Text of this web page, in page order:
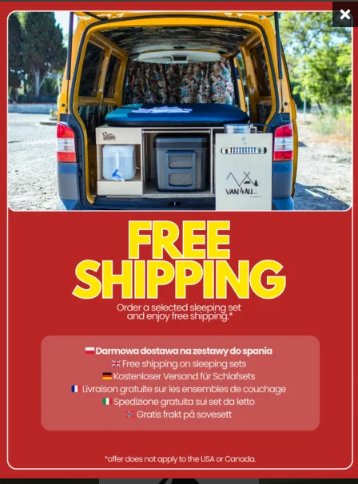
CAMPERINI
ACCESSORI
CAMPERBOX
KOMBI/ST
SUV
FUORISTRADA/4X4
VAN
Non è stato trovato nessun prodotto che
corrisponde alla tua selezione.